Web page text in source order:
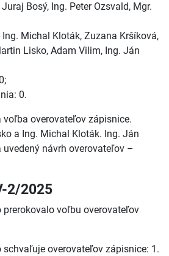
Bosý, Ing. Peter Ozsvald, Mgr.
Ing. Michal Kloták, Zuzana Kršíková,
Lisko, Adam Vilim, Ing. Ján
0.
voľba overovateľov zápisnice.
a Ing. Michal Kloták. Ing. Ján
návrh overovateľov –
2/2025
prerokovalo voľbu overovateľov
overovateľov zápisnice: 1.